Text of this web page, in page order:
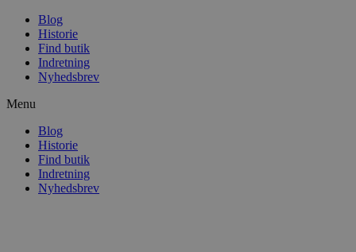
Blog
Historie
Find butik
Indretning
Nyhedsbrev
Menu
Blog
Historie
Find butik
Indretning
Nyhedsbrev